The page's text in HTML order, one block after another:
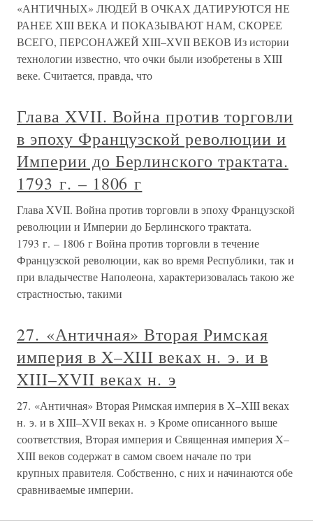
«АНТИЧНЫХ» ЛЮДЕЙ В ОЧКАХ ДАТИРУЮТСЯ НЕ
РАНЕЕ XIII ВЕКА И ПОКАЗЫВАЮТ НАМ, СКОРЕЕ
ВСЕГО, ПЕРСОНАЖЕЙ XIII–XVII ВЕКОВ Из истории
технологии известно, что очки были изобретены в XIII
веке. Считается, правда, что
Глава XVII. Война против торговли
в эпоху Французской революции и
Империи до Берлинского трактата.
1793 г. – 1806 г
Глава XVII. Война против торговли в эпоху Французской
революции и Империи до Берлинского трактата.
1793 г. – 1806 г Война против торговли в течение
Французской революции, как во время Республики, так и
при владычестве Наполеона, характеризовалась такою же
страстностью, такими
27. «Античная» Вторая Римская
империя в X–XIII веках н. э. и в
XIII–XVII веках н. э
27. «Античная» Вторая Римская империя в X–XIII веках
н. э. и в XIII–XVII веках н. э Кроме описанного выше
соответствия, Вторая империя и Священная империя X–
XIII веков содержат в самом своем начале по три
крупных правителя. Собственно, с них и начинаются обе
сравниваемые империи.